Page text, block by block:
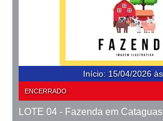
Início: 15/04/2026
ENCERRADO